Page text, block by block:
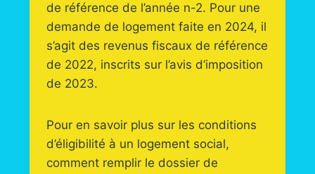
de référence de l’année n-2. Pour une
demande de logement faite en 2024, il
s’agit des revenus fiscaux de référence
de 2022, inscrits sur l’avis d’imposition
de 2023.
Pour en savoir plus sur les conditions
d’éligibilité à un logement social,
comment remplir le dossier de